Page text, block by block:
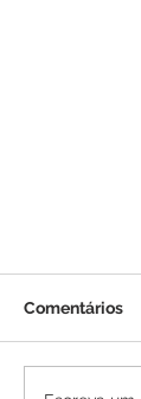
Comentários